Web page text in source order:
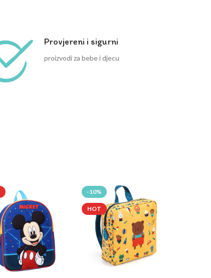
Provjereni i sigurni
proizvodi za bebe i djecu
-10%
HOT